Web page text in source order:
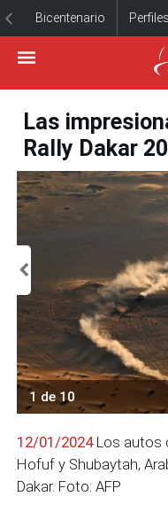
Bicentenario Perfiles
Las
Rally Dakar
1 de 10
12/01/2024Los autos
Hofuf y Shubaytah,
Dakar. Foto: AFP